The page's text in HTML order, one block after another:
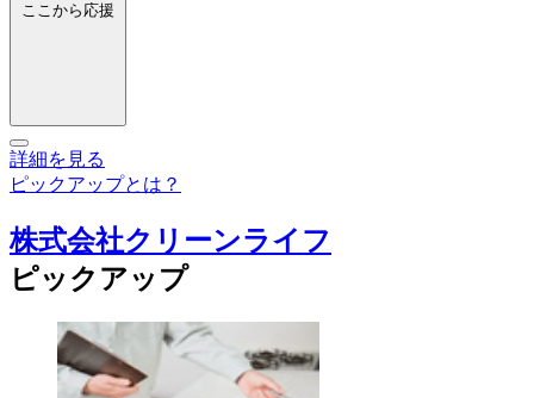
ここから応援
詳細を見る
ピックアップとは？
株式会社クリーンライフ
ピックアップ